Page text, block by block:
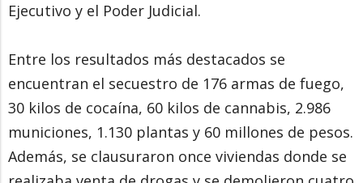
Ejecutivo y el Poder Judicial.
Entre los resultados más destacados se
encuentran el secuestro de 176 armas de fuego,
30 kilos de cocaína, 60 kilos de cannabis, 2.986
municiones, 1.130 plantas y 60 millones de pesos.
Además, se clausuraron once viviendas donde se